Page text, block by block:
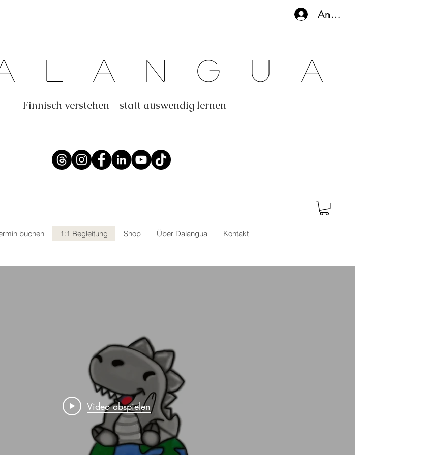
Anmelden
Finnisch verstehen – statt auswendig lernen
buchen 1:1 Begleitung Shop Über Dalangua Kontakt
Video abspielen